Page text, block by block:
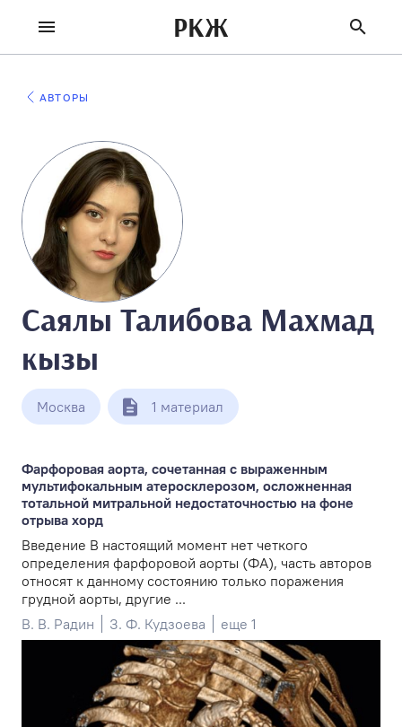
РКЖ
АВТОРЫ
Саялы Талибова Махмад
кызы
Москва 1 материал
Фарфоровая аорта, сочетанная с выраженным
мультифокальным атеросклерозом, осложненная
тотальной митральной недостаточностью на фоне
отрыва хорд
Введение В настоящий момент нет четкого
определения фарфоровой аорты (ФА), часть авторов
относят к данному состоянию только поражения
грудной аорты, другие ...
В. В. Радин
З. Ф. Кудзоева еще 1